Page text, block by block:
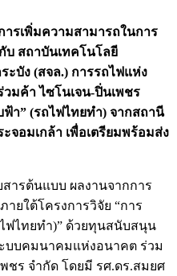
รเพิ่มความสามารถในการ
บ สถาบันเทคโนโลยี
ะบัง (สจล.) การรถไฟแห่ง
มค้า ไซโนเจน-ปิ่นเพชร
า” (รถไฟไทยทำ) จากสถานี
จอมเกล้า เพื่อเตรียมพร้อมส่ง
ารต้นแบบ ผลงานจากการ
ยใต้โครงการวิจัย “การ
ฟไทยทำ)” ด้วยทุนสนับสนุน
บบคมนาคมแห่งอนาคต ร่วม
ชร จำกัด โดยมี รศ.ดร.สมยศ